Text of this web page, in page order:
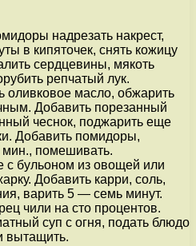
надрезать накрест,
в кипяточек, снять кожицу
сердцевины, мякоть
репчатый лук.
оливковое масло, обжарить
Добавить порезанный
чеснок, поджарить еще
Добавить помидоры,
мин., помешивать.
бульоном из овощей или
Добавить карри, соль,
варить 5 — семь минут.
чили на сто процентов.
суп с огня, подать блюдо
вытащить.